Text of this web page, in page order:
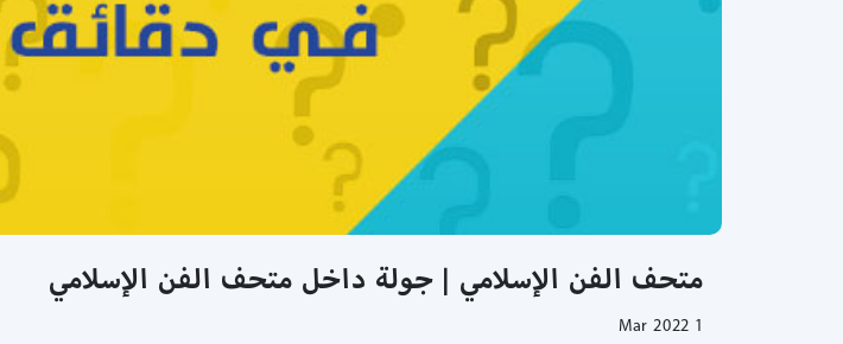
متحف الفن الإسلامي | جولة داخل متحف الفن الإسلامي
1 Mar 2022